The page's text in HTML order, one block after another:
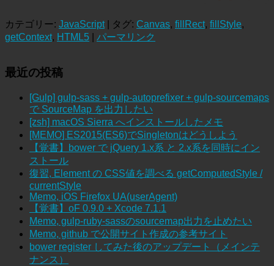
カテゴリー: JavaScript| タグ: Canvas, fillRect, fillStyle,
getContext, HTML5 パーマリンク
最近の投稿
[Gulp] gulp-sass + gulp-autoprefixer + gulp-sourcemaps
で SourceMap を出力したい
[zsh] macOS Sierra へインストールしたメモ
[MEMO] ES2015(ES6)でSingletonはどうしよう
【覚書】bower で jQuery 1.x系 と 2.x系を同時にイン
ストール
復習, Element の CSS値を調べる getComputedStyle /
currentStyle
Memo, iOS Firefox UA(userAgent)
【覚書】oF 0.9.0 + Xcode 7.1.1
Memo, gulp-ruby-sassのsourcemap出力を止めたい
Memo, github で公開サイト作成の参考サイト
bower register してみた後のアップデート（メインテ
ナンス）